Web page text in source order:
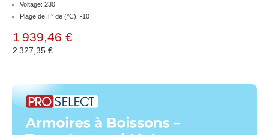
Voltage: 230
Plage de T° de (°C): -10
1 939,46 €
2 327,35 €